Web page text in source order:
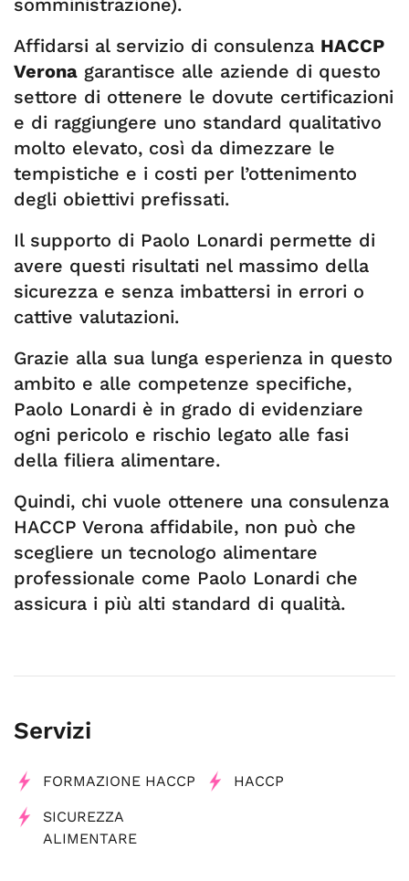
somministrazione).
Affidarsi al servizio di consulenza HACCP
Verona garantisce alle aziende di questo
settore di ottenere le dovute certificazioni
e di raggiungere uno standard qualitativo
molto elevato, così da dimezzare le
tempistiche e i costi per l’ottenimento
degli obiettivi prefissati.
Il supporto di Paolo Lonardi permette di
avere questi risultati nel massimo della
sicurezza e senza imbattersi in errori o
cattive valutazioni.
Grazie alla sua lunga esperienza in questo
ambito e alle competenze specifiche,
Paolo Lonardi è in grado di evidenziare
ogni pericolo e rischio legato alle fasi
della filiera alimentare.
Quindi, chi vuole ottenere una consulenza
HACCP Verona affidabile, non può che
scegliere un tecnologo alimentare
professionale come Paolo Lonardi che
assicura i più alti standard di qualità.
Servizi
FORMAZIONE HACCP HACCP
SICUREZZA
ALIMENTARE